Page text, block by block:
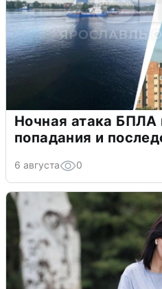
Ночная атака БПЛА
попадания и
6 августа 0